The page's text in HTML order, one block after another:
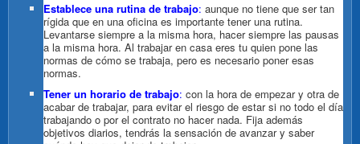
Establece una rutina de trabajo: aunque no tiene que ser tan
rígida que en una oficina es importante tener una rutina.
Levantarse siempre a la misma hora, hacer siempre las pausas
a la misma hora. Al trabajar en casa eres tu quien pone las
normas de cómo se trabaja, pero es necesario poner esas
normas.
Tener un horario de trabajo: con la hora de empezar y otra de
acabar de trabajar, para evitar el riesgo de estar si no todo el día
trabajando o por el contrato no hacer nada. Fija además
objetivos diarios, tendrás la sensación de avanzar y saber